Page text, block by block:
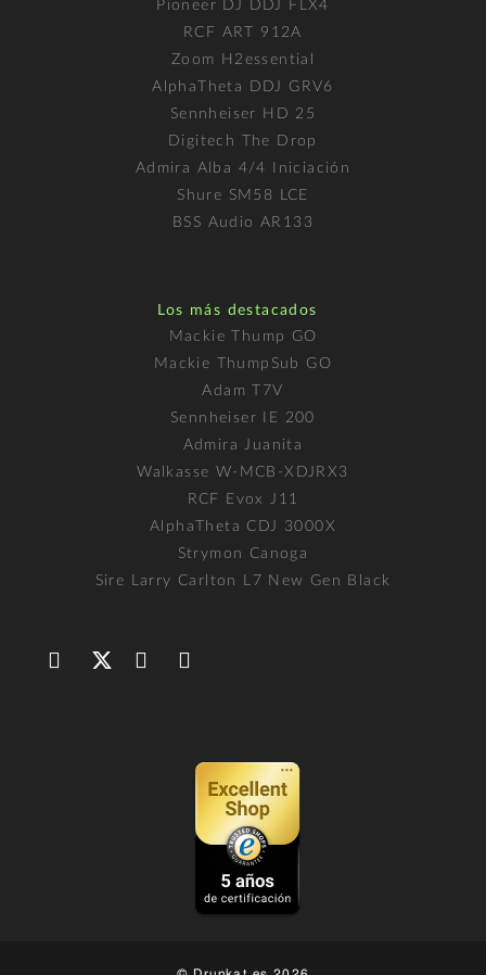
Pioneer DJ DDJ FLX4
RCF ART 912A
Zoom H2essential
AlphaTheta DDJ GRV6
Sennheiser HD 25
Digitech The Drop
Admira Alba 4/4 Iniciación
Shure SM58 LCE
BSS Audio AR133
Los más destacados
Mackie Thump GO
Mackie ThumpSub GO
Adam T7V
Sennheiser IE 200
Admira Juanita
Walkasse W-MCB-XDJRX3
RCF Evox J11
AlphaTheta CDJ 3000X
Strymon Canoga
Sire Larry Carlton L7 New Gen Black